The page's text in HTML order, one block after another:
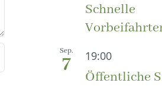
Schnelle
Sep.
7 19:00
Öffentliche